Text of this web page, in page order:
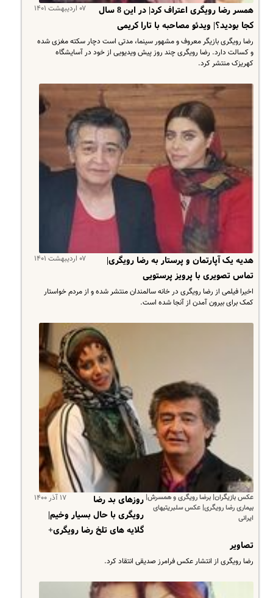
۰۷ اردیبهشت ۱۴۰۱
همسر رضا رویگری اعتراف کرد| در این 8 سال
کجا بودید؟| ویدئو مصاحبه با تارا کریمی
رضا رویگری بازیگر معروف و مشهور سینما، مدتی است دچار سکته مغزی شده
و کسالت دارد. رضا رویگری چند روز پیش ویدیویی از خود در آسایشگاه
کهریزک منتشر کرد.
۰۷ اردیبهشت ۱۴۰۱
هدیه یک آپارتمان و پرستار به رضا رویگری|
تماس تصویری با پرویز پرستویی
اخیرا فیلمی از رضا رویگری در خانه سالمندان منتشر شده و از مردم خواستار
کمک برای بیرون آمدن از آنجا شده است.
عکس بازیگران| برضا رویگری و همسرش|
بیماری رضا رویگری| عکس سلبریتیهای
ایرانی
۱۷ آذر ۱۴۰۰
روزهای بد رضا
رویگری با حال بسیار وخیم|
گلایه های تلخ رضا رویگری+
تصاویر
رضا رویگری از انتشار عکس فرامرز صدیقی انتقاد کرد.